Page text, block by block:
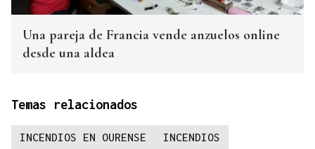
Una pareja de Francia vende anzuelos online
desde una aldea
Temas relacionados
INCENDIOS EN OURENSE INCENDIOS